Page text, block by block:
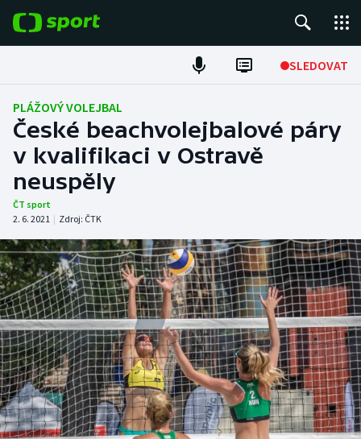
SLEDOVAT
ME v atletice
ME v plavání
Fotbal
Hokej
Tenis
DALŠÍ SPORTY
Americký fotbal
Atletika
Baseball a softbal
NEPŘEHLÉDNĚTE
Soutěže
Historické návraty
PLÁŽOVÝ VOLEJBAL
České beachvolejbalové páry
v kvalifikaci v Ostravě
neuspěly
ČT sport
2. 6. 2021 | Zdroj: ČTK